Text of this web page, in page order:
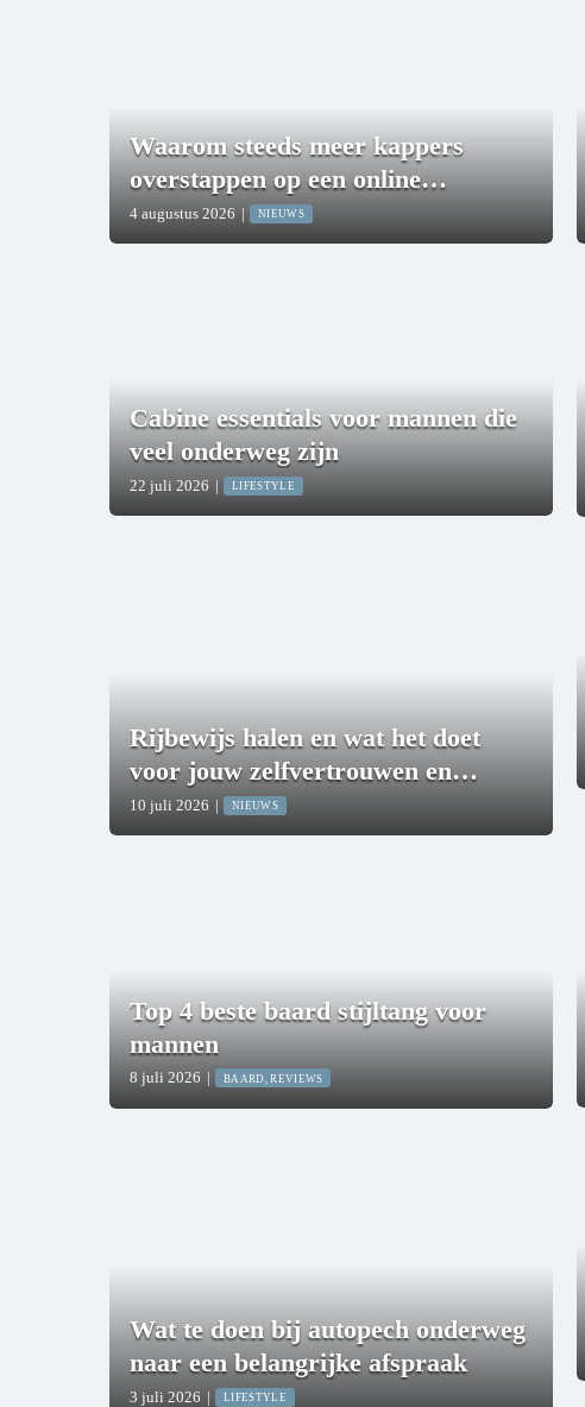
Waarom steeds meer kappers
overstappen op een online
boekingssysteem
4 augustus 2026 | NIEUWS
Cabine essentials voor mannen die
veel onderweg zijn
22 juli 2026 | LIFESTYLE
Rijbewijs halen en wat het doet
voor jouw zelfvertrouwen en
uitstraling
10 juli 2026 | NIEUWS
Top 4 beste baard stijltang voor
mannen
8 juli 2026 | BAARD, REVIEWS
Wat te doen bij autopech onderweg
naar een belangrijke afspraak
3 juli 2026 | LIFESTYLE